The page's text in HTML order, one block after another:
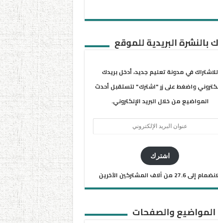
بالنشرة البريدية للموقع
للاشتراك في مدونة تعليم جديد، أدخل بريدك
واضغط على زر "اشترك" لتستقبل أحدث
المواضيع من خلال البريد الإلكتروني.
اشترك
إلى 27.6 من آلاف المشتركين الآخرين
المواضيع والصفحات